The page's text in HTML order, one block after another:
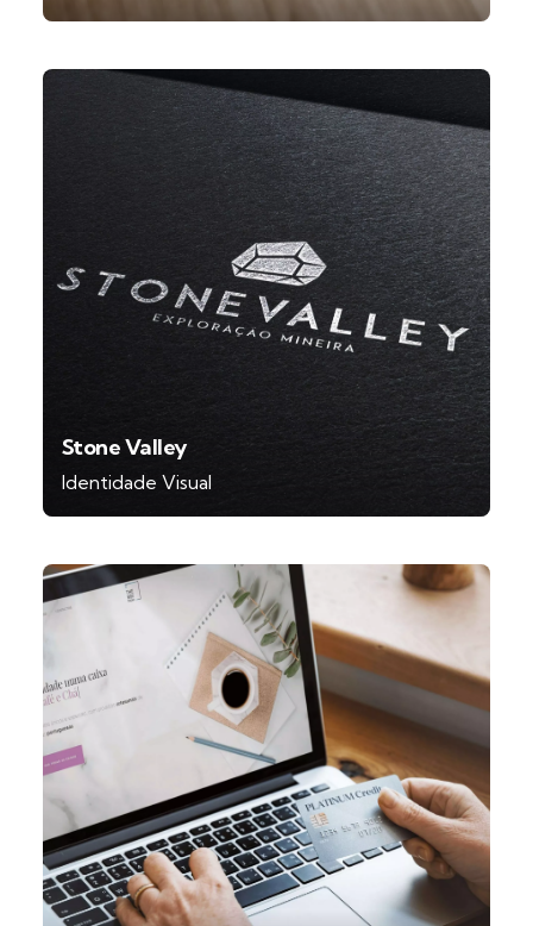
Stone Valley
Identidade Visual